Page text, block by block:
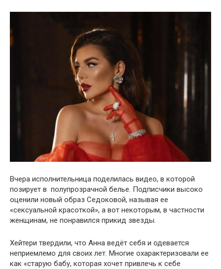
Вчера исполнительница поделилась видео, в которой
позирует в полупрозрачной белье. Подписчики высоко
оценили новый образ Седоковой, называя ее
«сексуальной красоткой», а вот некоторым, в частности
женщинам, не понравился прикид звезды.
Хейтери твердили, что Анна ведёт себя и одевается
неприемлемо для своих лет. Многие охарактеризовали ее
как «старую бабу, которая хочет привлечь к себе